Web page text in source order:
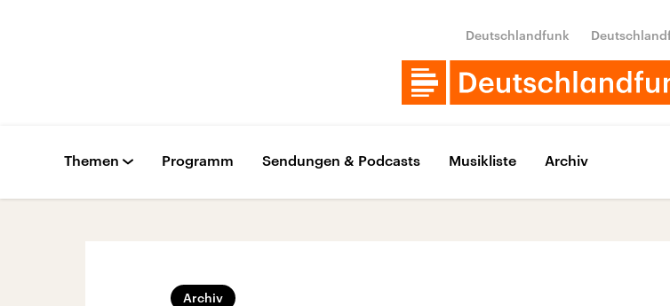
Deutschlandfunk
Themen Programm Sendungen & Podcasts Musikliste Archiv
Archiv